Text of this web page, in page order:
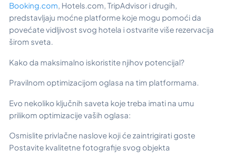
Booking.com, Hotels.com, TripAdvisor i drugih,
predstavljaju moćne platforme koje mogu pomoći da
povećate vidljivost svog hotela i ostvarite više rezervacija
širom sveta.
Kako da maksimalno iskoristite njihov potencijal?
Pravilnom optimizacijom oglasa na tim platformama.
Evo nekoliko ključnih saveta koje treba imati na umu
prilikom optimizacije vaših oglasa:
Osmislite privlačne naslove koji će zaintrigirati goste
Postavite kvalitetne fotografije svog objekta